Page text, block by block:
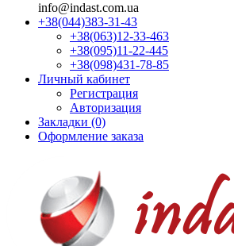
info@indast.com.ua
+38(044)383-31-43
+38(063)12-33-463
+38(095)11-22-445
+38(098)431-78-85
Личный кабинет
Регистрация
Авторизация
Закладки (0)
Оформление заказа